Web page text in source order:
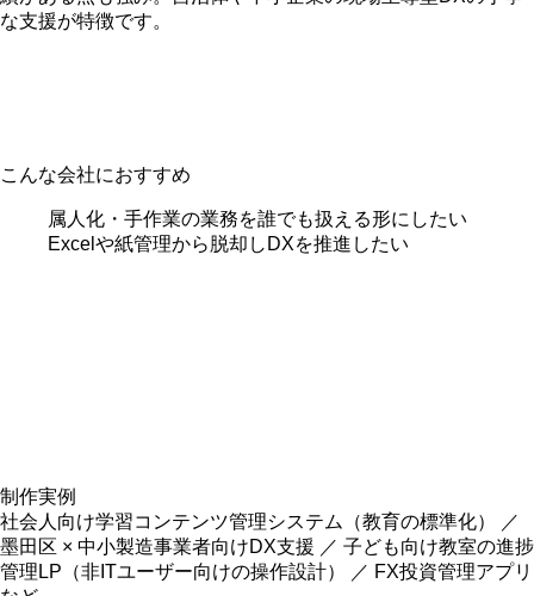
な支援が特徴です。
こんな会社におすすめ
属人化・手作業の業務を誰でも扱える形にしたい
Excelや紙管理から脱却しDXを推進したい
制作実例
社会人向け学習コンテンツ管理システム（教育の標準化） ／
墨田区 × 中小製造事業者向けDX支援 ／ 子ども向け教室の進捗
管理LP（非ITユーザー向けの操作設計） ／ FX投資管理アプリ